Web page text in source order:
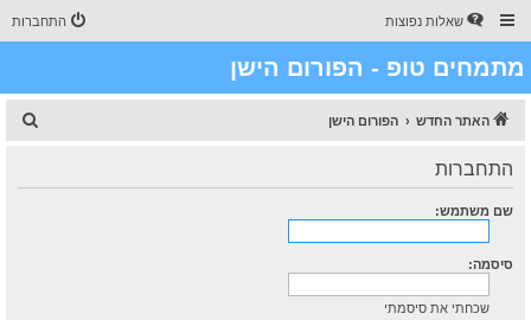
שאלות נפוצות התחברות
מתמחים טופ - הפורום הישן
האתר החדש הפורום הישן
התחברות
שם משתמש:
סיסמה:
שכחתי את סיסמתי